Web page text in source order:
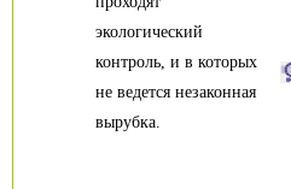
экологический
контроль, и в которых
не ведется незаконная
вырубка.